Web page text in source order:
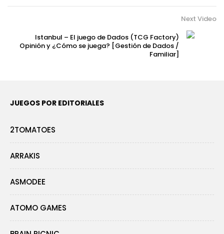
Next Video
Istanbul – El juego de Dados (TCG Factory)
Opinión y ¿Cómo se juega? [Gestión de Dados /
Familiar]
JUEGOS POR EDITORIALES
2TOMATOES
ARRAKIS
ASMODEE
ATOMO GAMES